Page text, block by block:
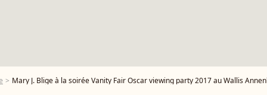
Mary J. Blige à la soirée Vanity Fair Oscar viewing party 2017 au Wallis Annenberg Center for the Performing Arts